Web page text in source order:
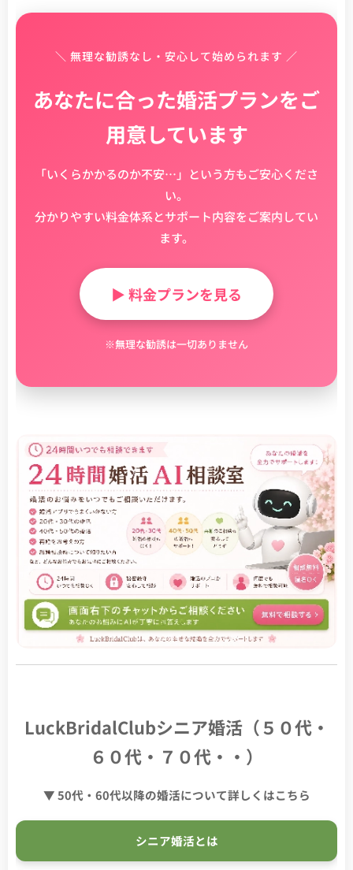
＼ 無理な勧誘なし・安心して始められます ／
あなたに合った婚活プランをご
用意しています
「いくらかかるのか不安…」という方もご安心くださ
い。
分かりやすい料金体系とサポート内容をご案内してい
ます。
▶ 料金プランを見る
※無理な勧誘は一切ありません
LuckBridalClubシニア婚活（５０代・
６０代・７０代・・）
▼ 50代・60代以降の婚活について詳しくはこちら
シニア婚活とは